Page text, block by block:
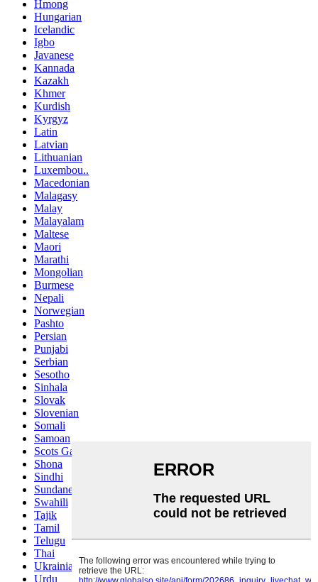
Hmong
Hungarian
Icelandic
Igbo
Javanese
Kannada
Kazakh
Khmer
Kurdish
Kyrgyz
Latin
Latvian
Lithuanian
Luxembou..
Macedonian
Malagasy
Malay
Malayalam
Maltese
Maori
Marathi
Mongolian
Burmese
Nepali
Norwegian
Pashto
Persian
Punjabi
Serbian
Sesotho
Sinhala
Slovak
Slovenian
Somali
Samoan
Scots Gaelic
Shona
Sindhi
Sundanese
Swahili
Tajik
Tamil
Telugu
Thai
Ukrainian
Urdu